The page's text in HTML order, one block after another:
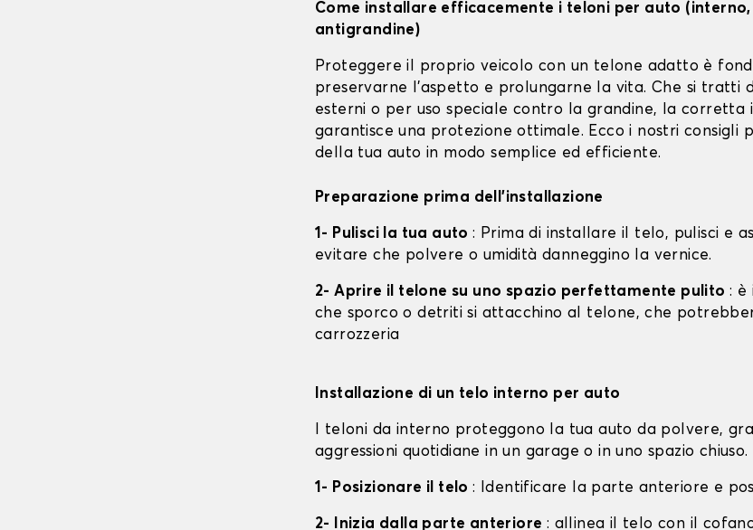
Come installare efficacemente i teloni per auto
antigrandine)
Proteggere il proprio veicolo con un telone adatto è
preservarne l'aspetto e prolungarne la vita. Che si tratti
esterni o per uso speciale contro la grandine, la corretta
garantisce una protezione ottimale. Ecco i nostri consigli
della tua auto in modo semplice ed efficiente.
Preparazione prima dell'installazione
1- Pulisci la tua auto: Prima di installare il telo, pulisci e
evitare che polvere o umidità danneggino la vernice.
2- Aprire il telone su uno spazio perfettamente pulito : è
che sporco o detriti si attacchino al telone, che
carrozzeria
Installazione di un telo interno per auto
I teloni da interno proteggono la tua auto da polvere,
aggressioni quotidiane in un garage o in uno spazio chiuso.
1- Posizionare il telo: Identificare la parte anteriore e
2- Inizia dalla parte anteriore : allinea il telo con il